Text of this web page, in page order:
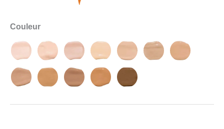
Couleur